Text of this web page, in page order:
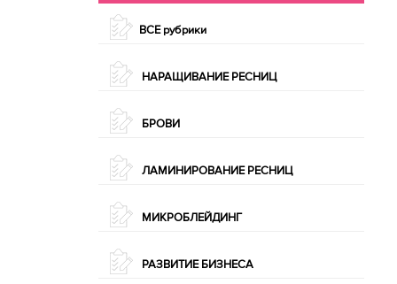
ВСЕ рубрики
НАРАЩИВАНИЕ РЕСНИЦ
БРОВИ
ЛАМИНИРОВАНИЕ РЕСНИЦ
МИКРОБЛЕЙДИНГ
РАЗВИТИЕ БИЗНЕСА